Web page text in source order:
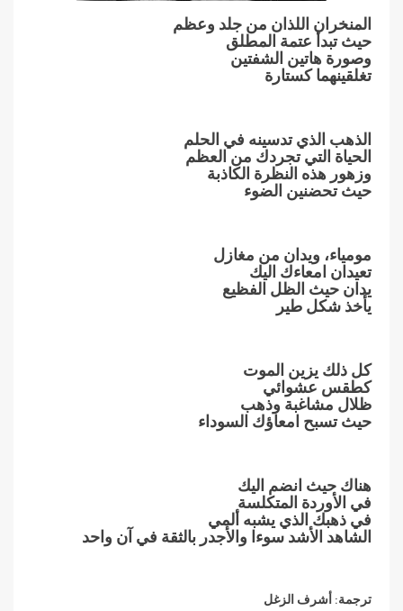
المنخران اللذان من جلد وعظم
حيث تبدأ عتمة المطلق
وصورة هاتين الشفتين
تغلقينهما كستارة
الذهب الذي تدسينه في الحلم
الحياة التي تجردك من العظم
وزهور هذه النظرة الكاذبة
حيث تحضنين الضوء
مومياء، ويدان من مغازل
تعيدان امعاءك اليك
يدان حيث الظل الفظيع
يأخذ شكل طير
كل ذلك يزين الموت
كطقس عشوائي
ظلال مشاغبة وذهب
حيث تسبح امعاؤك السوداء
هناك حيث انضم اليك
في الأوردة المتكلسة
في ذهبك الذي يشبه ألمي
الشاهد الأشد سوءا والأجدر بالثقة في آن واحد
ترجمة: أشرف الزغل